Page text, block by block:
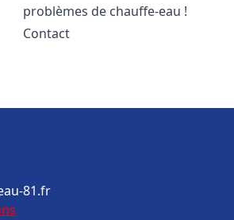
problèmes de chauffe-eau !
Contact
81.fr